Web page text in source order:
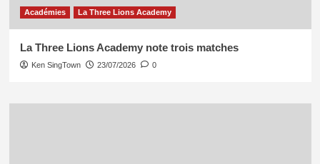
Académies La Three Lions Academy
La Three Lions Academy note trois matches
Ken SingTown 23/07/2026 0